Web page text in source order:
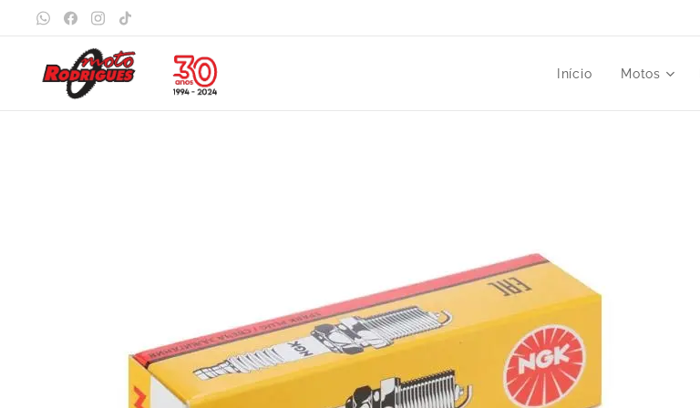
Início Motos